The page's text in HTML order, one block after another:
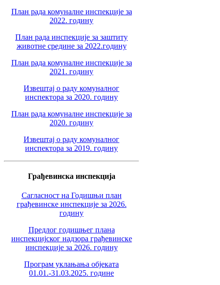
План рада комуналне инспекције за
2022. годину
План рада инспекције за заштиту
животне средине за 2022.годину
План рада комуналне инспекције за
2021. годину
Извештај о раду комуналног
инспектора за 2020. годину
План рада комуналне инспекције за
2020. годину
Извештај о раду комуналног
инспектора за 2019. годину
Грађевинска инспекција
Сагласност на Годишњи план
грађевинске инспекције за 2026.
годину
Предлог годишњег плана
инспекцијског надзора грађевинске
инспекције за 2026. годину
Програм уклањања објеката
01.01.-31.03.2025. године